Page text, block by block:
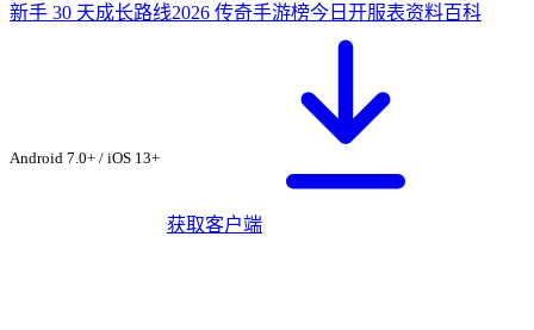
新手 30 天成长路线2026 传奇手游榜今日开服表资料百科
Android 7.0+ / iOS 13+
获取客户端